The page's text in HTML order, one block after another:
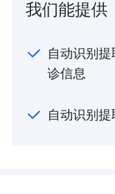
我们能提供
自动识别
诊信息
自动识别